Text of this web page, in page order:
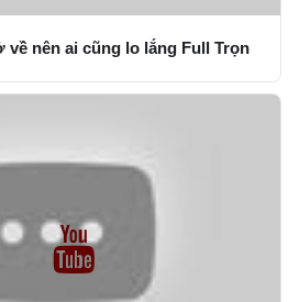
nên ai cũng lo lắng Full Trọn